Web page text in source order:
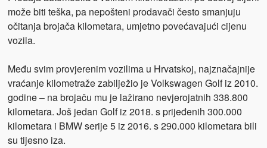
može biti teška, pa nepošteni prodavači često smanjuju
očitanja brojača kilometara, umjetno povećavajući cijenu
vozila.
Među svim provjerenim vozilima u Hrvatskoj, najznačajnije
vraćanje kilometraže zabilježio je Volkswagen Golf iz 2010.
godine – na brojaču mu je lažirano nevjerojatnih 338.800
kilometara. Još jedan Golf iz 2018. s prijeđenih 300.000
kilometara i BMW serije 5 iz 2016. s 290.000 kilometara bili
su tijesno iza.